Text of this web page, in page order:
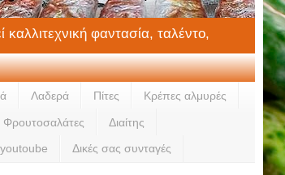
φαντασία, ταλέντο,
Λαδερά Πίτες Κρέπες αλμυρές
Φρουτοσαλάτες Διαίτης
Δικές σας συνταγές